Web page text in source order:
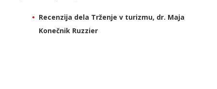
Recenzija dela Trženje v turizmu, dr. Maja
Konečnik Ruzzier